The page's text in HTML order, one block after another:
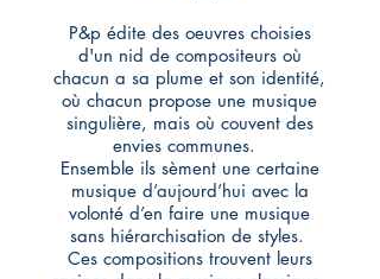
P&p édite des oeuvres choisies
d'un nid de compositeurs où
chacun a sa plume et son identité,
où chacun propose une musique
singulière, mais où couvent des
envies communes.
Ensemble ils sèment une certaine
musique d’aujourd’hui avec la
volonté d’en faire une musique
sans hiérarchisation de styles.
Ces compositions trouvent leurs